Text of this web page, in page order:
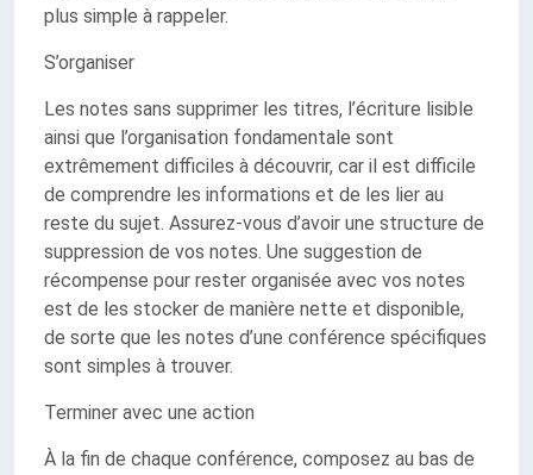
plus simple à rappeler.
S’organiser
Les notes sans supprimer les titres, l’écriture lisible
ainsi que l’organisation fondamentale sont
extrêmement difficiles à découvrir, car il est difficile
de comprendre les informations et de les lier au
reste du sujet. Assurez-vous d’avoir une structure de
suppression de vos notes. Une suggestion de
récompense pour rester organisée avec vos notes
est de les stocker de manière nette et disponible,
de sorte que les notes d’une conférence spécifiques
sont simples à trouver.
Terminer avec une action
À la fin de chaque conférence, composez au bas de